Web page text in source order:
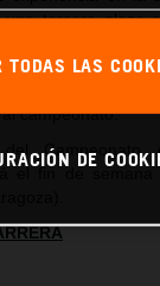
tercera plaza
al piloto de
campeonato.
Campeonato
TODAS LAS
DE